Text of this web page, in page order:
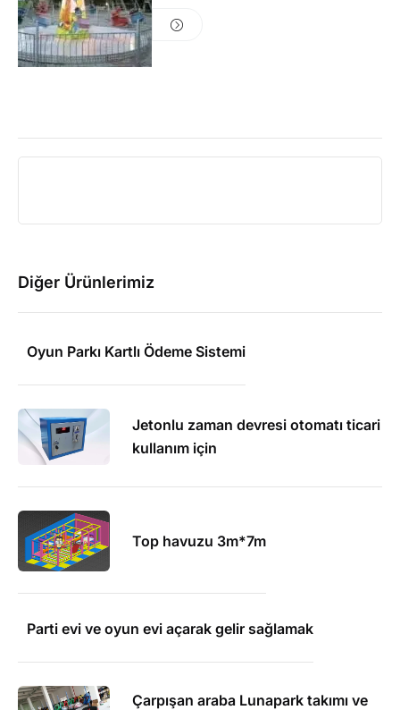
Diğer Ürünlerimiz
Oyun Parkı Kartlı Ödeme Sistemi
Jetonlu zaman devresi otomatı ticari
kullanım için
Top havuzu 3m*7m
Parti evi ve oyun evi açarak gelir sağlamak
Çarpışan araba Lunapark takımı ve